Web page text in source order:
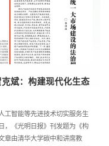
斌：构建现代化生态
工智能等先进技术切实服务生
，《光明日报》刊发题为《构
章由清华大学碳中和讲席教